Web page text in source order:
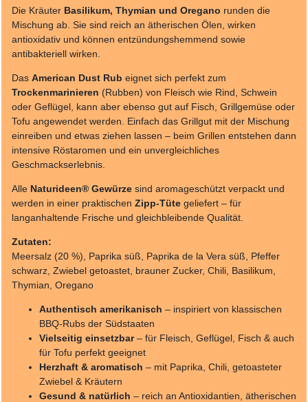
Die Kräuter Basilikum, Thymian und Oregano runden die
Mischung ab. Sie sind reich an ätherischen Ölen, wirken
antioxidativ und können entzündungshemmend sowie
antibakteriell wirken.
Das American Dust Rub eignet sich perfekt zum
Trockenmarinieren (Rubben) von Fleisch wie Rind, Schwein
oder Geflügel, kann aber ebenso gut auf Fisch, Grillgemüse oder
Tofu angewendet werden. Einfach das Grillgut mit der Mischung
einreiben und etwas ziehen lassen – beim Grillen entstehen dann
intensive Röstaromen und ein unvergleichliches
Geschmackserlebnis.
Alle Naturideen® Gewürze sind aromageschützt verpackt und
werden in einer praktischen Zipp-Tüte geliefert – für
langanhaltende Frische und gleichbleibende Qualität.
Zutaten:
Meersalz (20 %), Paprika süß, Paprika de la Vera süß, Pfeffer
schwarz, Zwiebel getoastet, brauner Zucker, Chili, Basilikum,
Thymian, Oregano
Authentisch amerikanisch – inspiriert von klassischen
BBQ-Rubs der Südstaaten
Vielseitig einsetzbar– für Fleisch, Geflügel, Fisch & auch
für Tofu perfekt geeignet
Herzhaft & aromatisch – mit Paprika, Chili, getoasteter
Zwiebel & Kräutern
Gesund & natürlich – reich an Antioxidantien, ätherischen